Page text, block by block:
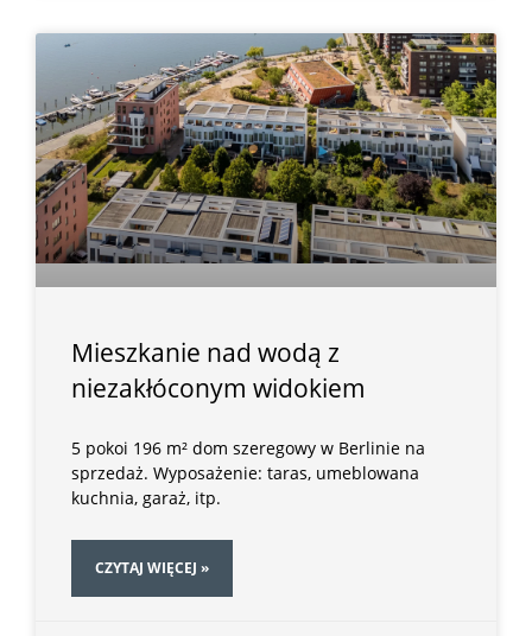
Mieszkanie nad wodą z
niezakłóconym widokiem
5 pokoi 196 m² dom szeregowy w Berlinie na
sprzedaż. Wyposażenie: taras, umeblowana
kuchnia, garaż, itp.
CZYTAJ WIĘCEJ »